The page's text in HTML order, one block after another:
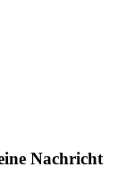
Nachricht